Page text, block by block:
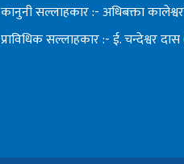
कानुनी सल्लाहकार :- अधिबक्ता
प्राविधिक सल्लाहकार :- ई. चन्देश्वर